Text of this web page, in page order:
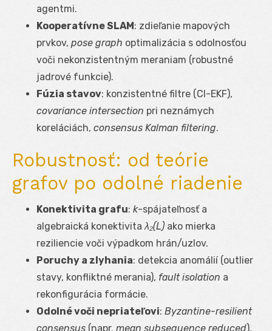
agentmi.
Kooperatívne SLAM : zdieľanie mapových
prvkov, pose graph optimalizácia s odolnosťou
voči nekonzistentným meraniam (robustné
jadrové funkcie).
Fúzia stavov: konzistentné filtre (CI-EKF),
covariance intersection pri neznámych
koreláciách, consensus Kalman filtering.
Robustnosť: od teórie
grafov po odolné riadenie
Konektivita grafu: k-spájateľnosť a
algebraická konektivitaλ₂(L) ako mierka
reziliencie voči výpadkom hrán/uzlov.
Poruchy a zlyhania: detekcia anomálií (outlier
stavy, konfliktné merania), fault isolation a
rekonfigurácia formácie.
Odolné voči nepriateľovi: Byzantine-resilient
consensus (napr. mean subsequence reduced),